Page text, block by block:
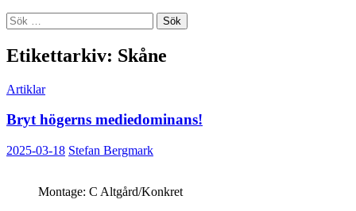
Sök
efter:
Etikettarkiv: Skåne
Artiklar
Bryt högerns mediedominans!
2025-03-18 Stefan Bergmark
Montage: C Altgård/Konkret